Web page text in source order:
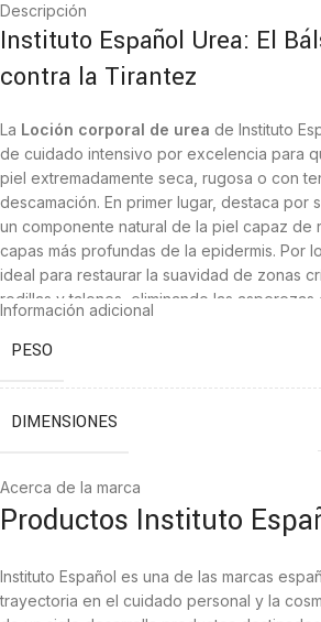
Descripción
Instituto Español Urea: El
contra la Tirantez
La Loción corporal de urea de Instituto
de cuidado intensivo por excelencia para
piel extremadamente seca, rugosa o con
descamación. En primer lugar, destaca por
un componente natural de la piel capaz de
capas más profundas de la epidermis. Por
ideal para restaurar la suavidad de zonas
rodillas y talones, eliminando las asperezas
sensación grasa molesta. Además, ayuda
solución dermatológica de confianza que
Características principales
Urea
Loción hidratante con alta concentración de
intensa
Información adicional
PESO
DIMENSIONES
Acerca de la marca
Productos Instituto
Instituto Español es una de las marcas
trayectoria en el cuidado personal y la